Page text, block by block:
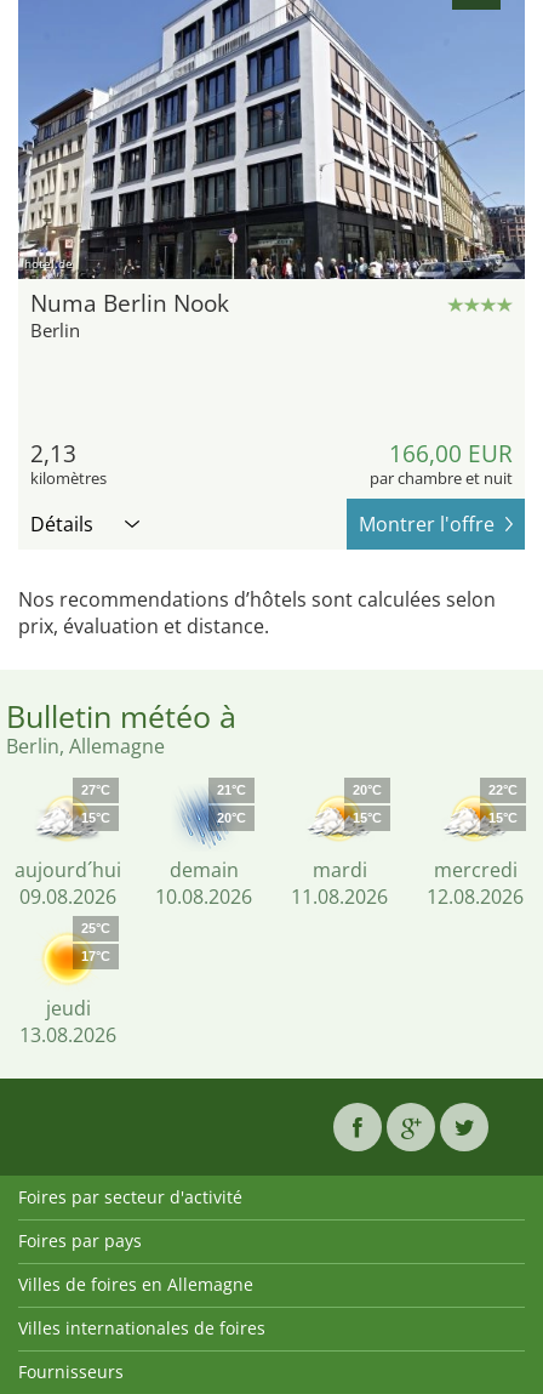
hotel.de
Numa Berlin Nook
Berlin
2,13
kilomètres
166,00 EUR
par chambre et nuit
Détails Montrer l'offre
Nos recommendations d’hôtels sont calculées selon
prix, évaluation et distance.
Bulletin météo à
Berlin, Allemagne
27°C
15°C
aujourd´hui
09.08.2026
21°C
20°C
demain
10.08.2026
20°C
15°C
mardi
11.08.2026
22°C
15°C
mercredi
12.08.2026
25°C
17°C
jeudi
13.08.2026
Foires par secteur d'activité
Foires par pays
Villes de foires en Allemagne
Villes internationales de foires
Fournisseurs